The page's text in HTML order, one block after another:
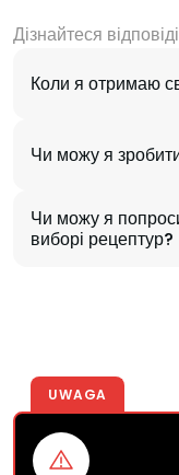
Дізнайтеся
Коли я отримаю
Чи можу я
Чи можу я
виборі рецептур?
UWAGA